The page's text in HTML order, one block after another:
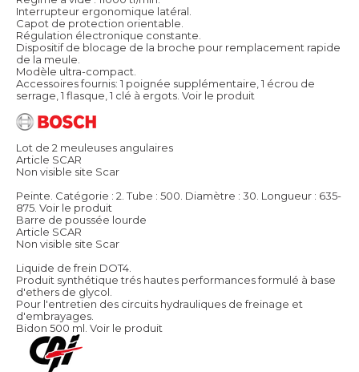
Interrupteur ergonomique latéral.
Capot de protection orientable.
Régulation électronique constante.
Dispositif de blocage de la broche pour remplacement rapide
de la meule.
Modèle ultra-compact.
Accessoires fournis: 1 poignée supplémentaire, 1 écrou de
serrage, 1 flasque, 1 clé à ergots. Voir le produit
Lot de 2 meuleuses angulaires
Article SCAR
Non visible site Scar
Peinte. Catégorie : 2. Tube : 500. Diamètre : 30. Longueur : 635-
875. Voir le produit
Barre de poussée lourde
Article SCAR
Non visible site Scar
Liquide de frein DOT4.
Produit synthétique trés hautes performances formulé à base
d'ethers de glycol.
Pour l'entretien des circuits hydrauliques de freinage et
d'embrayages.
Bidon 500 ml. Voir le produit